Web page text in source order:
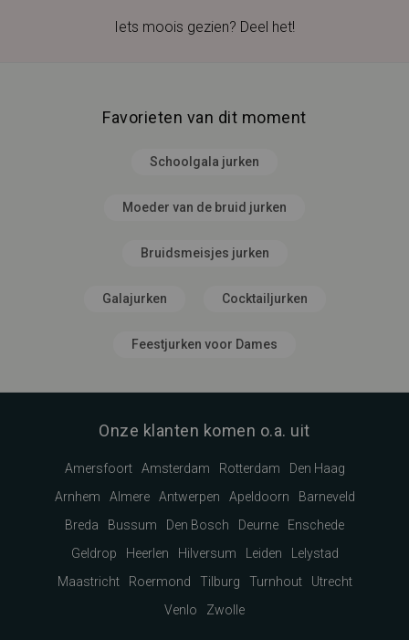
Iets moois gezien? Deel het!
Favorieten van dit moment
Schoolgala jurken
Moeder van de bruid jurken
Bruidsmeisjes jurken
Galajurken Cocktailjurken
Feestjurken voor Dames
Onze klanten komen o.a. uit
Amersfoort Amsterdam Rotterdam
Den Haag
Arnhem
Almere Antwerpen Apeldoorn
Barneveld
Breda
Bussum Den Bosch Deurne
Enschede
Geldrop
Heerlen Hilversum Leiden
Lelystad
Maastricht
Roermond Tilburg Turnhout
Utrecht
Venlo
Zwolle